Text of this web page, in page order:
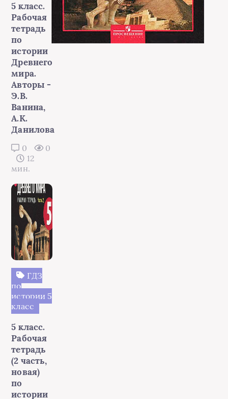
5 класс.
Рабочая
тетрадь
по
истории
Древнего
мира.
Авторы -
Э.В.
Ванина,
А.К.
Данилова
0
0
12
мин.
ГДЗ
по
истории 5
класс
5 класс.
Рабочая
тетрадь
(2 часть,
новая)
по
истории